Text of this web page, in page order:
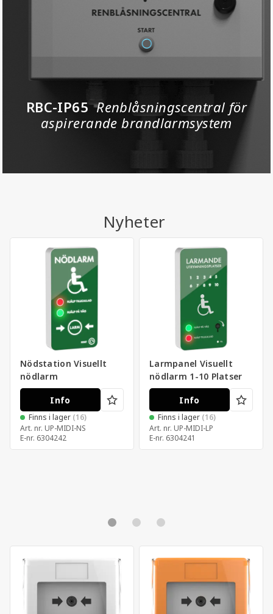
RBC-IP65Renblåsningscentral för
aspirerande brandlarmsystem
Nyheter
Nödstation Visuellt
nödlarm
Info
Finns i lager (16)
Art. nr. UP-MIDI-NS
E-nr. 6304242
Larmpanel Visuellt
nödlarm 1-10 Platser
Info
Finns i lager (16)
Art. nr. UP-MIDI-LP
E-nr. 6304241